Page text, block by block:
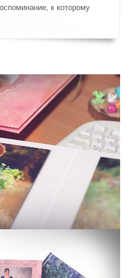
к которому